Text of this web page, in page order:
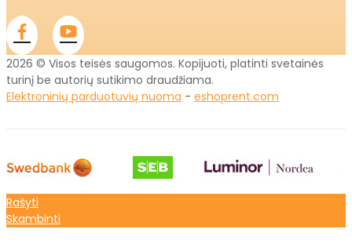
2026 © Visos teisės saugomos. Kopijuoti, platinti svetainės
turinį be autorių sutikimo draudžiama.
Elektroninių parduotuvių nuoma - eshoprent.com
Rašyti
Skambinti